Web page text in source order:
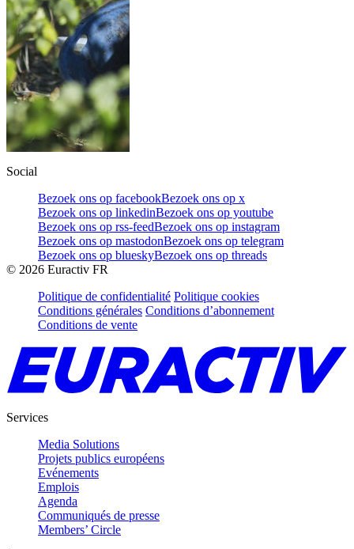
Social
Bezoek ons op facebookBezoek ons op x
Bezoek ons op linkedinBezoek ons op youtube
Bezoek ons op rss-feedBezoek ons op instagram
Bezoek ons op mastodonBezoek ons op telegram
Bezoek ons op blueskyBezoek ons op threads
© 2026 Euractiv FR
Politique de confidentialité Politique cookies
Conditions générales Conditions d’abonnement
Conditions de vente
Services
Media Solutions
Projets publics européens
Evénements
Emplois
Agenda
Communiqués de presse
Members’ Circle